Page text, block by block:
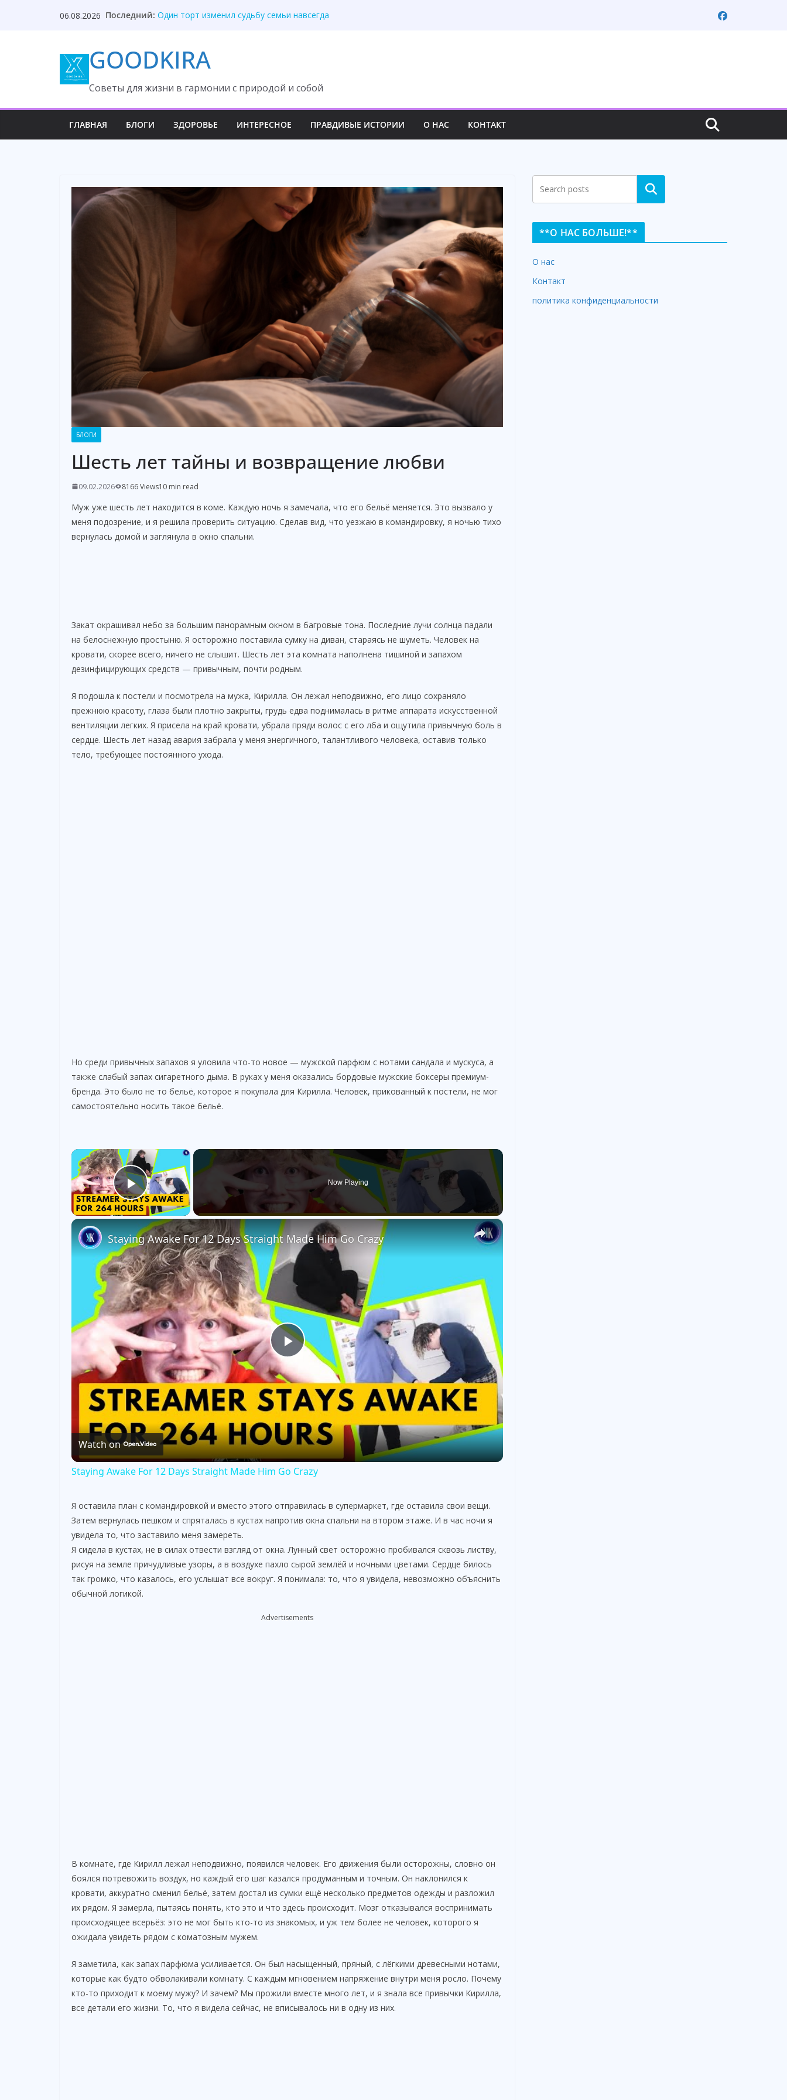
06.08.2026 Последний: Один торт изменил судьбу семьи навсегда
Твой приблудыш не получит с наследства ни
Они забыли, кто оплатил роскошный вечер
GOODKIRA
Cоветы для жизни в гармонии с природой и собой
ГЛАВНАЯ БЛОГИ ЗДОРОВЬЕ ИНТЕРЕСНОЕ ПРАВДИВЫЕ ИСТОРИИ О НАС КОНТАКТ
БЛОГИ
Шесть лет тайны и возвращение любви
09.02.2026 8166 Views10 min read
Муж уже шесть лет находится в коме. Каждую ночь я замечала, что его бельё меняется. Это вызвало у
меня подозрение, и я решила проверить ситуацию. Сделав вид, что уезжаю в командировку, я ночью тихо
вернулась домой и заглянула в окно спальни.
Закат окрашивал небо за большим панорамным окном в багровые тона. Последние лучи солнца падали
на белоснежную простыню. Я осторожно поставила сумку на диван, стараясь не шуметь. Человек на
кровати, скорее всего, ничего не слышит. Шесть лет эта комната наполнена тишиной и запахом
дезинфицирующих средств — привычным, почти родным.
Я подошла к постели и посмотрела на мужа, Кирилла. Он лежал неподвижно, его лицо сохраняло
прежнюю красоту, глаза были плотно закрыты, грудь едва поднималась в ритме аппарата искусственной
вентиляции легких. Я присела на край кровати, убрала пряди волос с его лба и ощутила привычную боль в
сердце. Шесть лет назад авария забрала у меня энергичного, талантливого человека, оставив только
тело, требующее постоянного ухода.
Но среди привычных запахов я уловила что-то новое — мужской парфюм с нотами сандала и мускуса, а
также слабый запах сигаретного дыма. В руках у меня оказались бордовые мужские боксеры премиум-
бренда. Это было не то бельё, которое я покупала для Кирилла. Человек, прикованный к постели, не мог
самостоятельно носить такое бельё.
×
Play Video
Now Playing
×
P
l
a
y
d
Staying Awake For 12 Days Straight Made Him Go Crazy
Watch on
Staying Awake For 12 Days Straight Made Him Go Crazy
Я оставила план с командировкой и вместо этого отправилась в супермаркет, где оставила свои вещи.
Затем вернулась пешком и спряталась в кустах напротив окна спальни на втором этаже. И в час ночи я
увидела то, что заставило меня замереть.
Я сидела в кустах, не в силах отвести взгляд от окна. Лунный свет осторожно пробивался сквозь листву,
рисуя на земле причудливые узоры, а в воздухе пахло сырой землёй и ночными цветами. Сердце билось
так громко, что казалось, его услышат все вокруг. Я понимала: то, что я увидела, невозможно объяснить
обычной логикой.
Advertisements
В комнате, где Кирилл лежал неподвижно, появился человек. Его движения были осторожны, словно он
боялся потревожить воздух, но каждый его шаг казался продуманным и точным. Он наклонился к
кровати, аккуратно сменил бельё, затем достал из сумки ещё несколько предметов одежды и разложил
их рядом. Я замерла, пытаясь понять, кто это и что здесь происходит. Мозг отказывался воспринимать
происходящее всерьёз: это не мог быть кто-то из знакомых, и уж тем более не человек, которого я
ожидала увидеть рядом с коматозным мужем.
Я заметила, как запах парфюма усиливается. Он был насыщенный, пряный, с лёгкими древесными нотами,
которые как будто обволакивали комнату. С каждым мгновением напряжение внутри меня росло. Почему
кто-то приходит к моему мужу? И зачем? Мы прожили вместе много лет, и я знала все привычки Кирилла,
все детали его жизни. То, что я видела сейчас, не вписывалось ни в одну из них.
Search
**О НАС БОЛЬШЕ!**
О нас
Контакт
политика конфиденциальности